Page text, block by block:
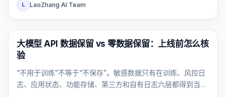
L LaoZhang AI Team
API Guides
大模型 API 数据保留 vs 零数据保留：上线前怎么核
验
“不用于训练”不等于“不保存”。敏感数据只有在训练、风控日
志、应用状态、功能存储、第三方和自有日志六层都得到当前